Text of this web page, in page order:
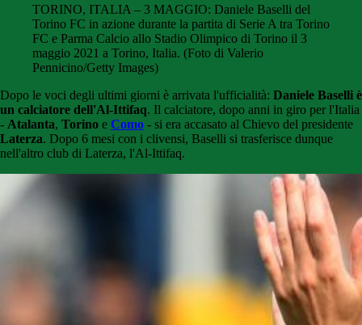
TORINO, ITALIA – 3 MAGGIO: Daniele Baselli del
Torino FC in azione durante la partita di Serie A tra Torino
FC e Parma Calcio allo Stadio Olimpico di Torino il 3
maggio 2021 a Torino, Italia. (Foto di Valerio
Pennicino/Getty Images)
Dopo le voci degli ultimi giorni è arrivata l'ufficialità: Daniele Baselli è
un calciatore dell'Al-Ittifaq. Il calciatore, dopo anni in giro per l'Italia
- Atalanta, Torino e Como - si era accasato al Chievo del presidente
Laterza. Dopo 6 mesi con i clivensi, Baselli si trasferisce dunque
nell'altro club di Laterza, l'Al-Ittifaq.